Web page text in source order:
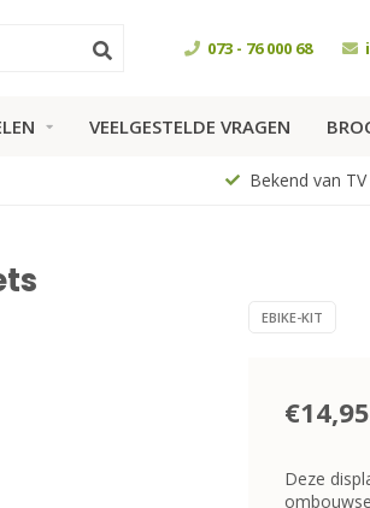
073 - 76 000 68
VEELGESTELDE VRAGEN
Bekend van TV
EBIKE-KIT
€14,95
Deze